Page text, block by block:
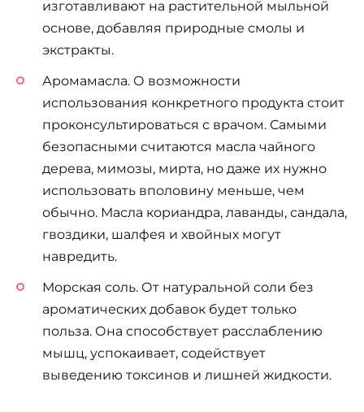
изготавливают на растительной мыльной
основе, добавляя природные смолы и
экстракты.
Аромамасла. О возможности
использования конкретного продукта стоит
проконсультироваться с врачом. Самыми
безопасными считаются масла чайного
дерева, мимозы, мирта, но даже их нужно
использовать вполовину меньше, чем
обычно. Масла кориандра, лаванды, сандала,
гвоздики, шалфея и хвойных могут
навредить.
Морская соль. От натуральной соли без
ароматических добавок будет только
польза. Она способствует расслаблению
мышц, успокаивает, содействует
выведению токсинов и лишней жидкости.